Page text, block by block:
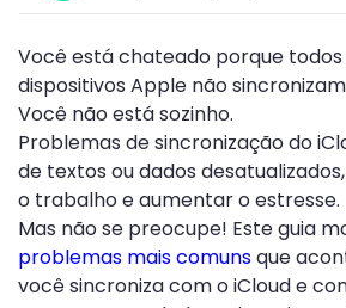
Você está chateado porque todos
dispositivos Apple não
Você não está sozinho.
Problemas de sincronização do
de textos ou dados
o trabalho e aumentar o estresse.
Mas não se preocupe! Este guia
problemas mais comunsque
você sincroniza com o iCloud e